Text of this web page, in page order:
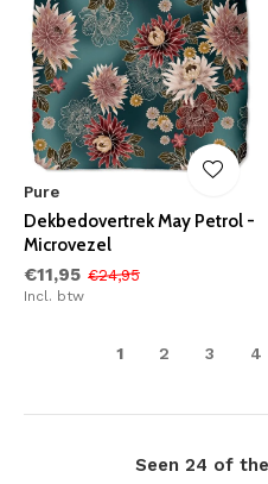
Pure
Dekbedovertrek May Petrol -
Microvezel
€11,95 €24,95
Incl. btw
1 2 3 4
Seen 24 of